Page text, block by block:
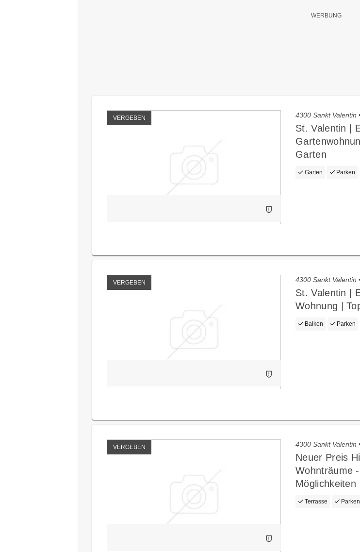
VERGEBEN 4300 Sankt Valentin
St. Valentin |
Garten
Garten Parken
VERGEBEN 4300 Sankt Valentin
St. Valentin |
Wohnung |
Balkon Parken
VERGEBEN 4300 Sankt Valentin
Neuer Preis
Wohnträume
Möglichkeiten
Terrasse Parken